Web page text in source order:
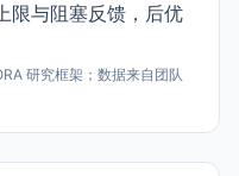
限与阻塞反馈，后优
研究框架；数据来自团队